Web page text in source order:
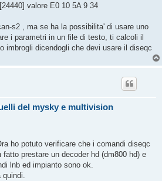
valore E0 10 5A 9 34
s2 , ma se ha la possibilita' di usare uno
i parametri in un file di testo, ti calcoli il
imbrogli dicendogli che devi usare il diseqc
del mysky e multivision
ho potuto verificare che i comandi diseqc
prestare un decoder hd (dm800 hd) e
lnb ed impianto sono ok.
quindi.